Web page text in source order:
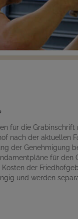
für die Grabinschrift
nach der aktuellen
der Genehmigung
für den
der
und werden